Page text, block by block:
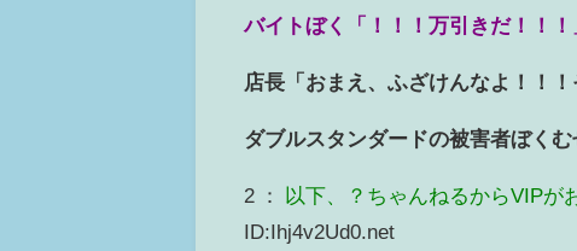
バイトぼく「！！！万引きだ！！！
店長「おまえ、ふざけんなよ！！
ダブルスタンダードの被害者ぼくむ
2 ： 以下、？ちゃんねるからVIPが
ID:Ihj4v2Ud0.net